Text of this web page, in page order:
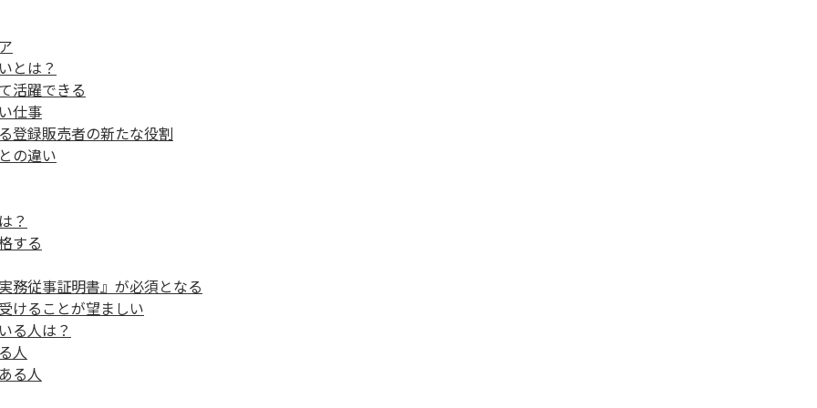
とは？
活躍できる
仕事
登録販売者の新たな役割
の違い
？
する
務従事証明書』が必須となる
けることが望ましい
る人は？
人
る人